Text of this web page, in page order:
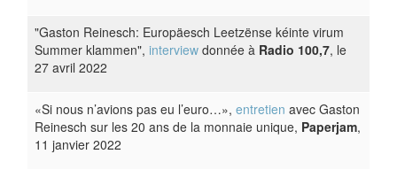
"Gaston Reinesch: Europäesch Leetzënse kéinte virum
Summer klammen", interview donnée à Radio 100,7, le
27 avril 2022
«Si nous n’avions pas eu l’euro…», entretien avec Gaston
Reinesch sur les 20 ans de la monnaie unique, Paperjam,
11 janvier 2022